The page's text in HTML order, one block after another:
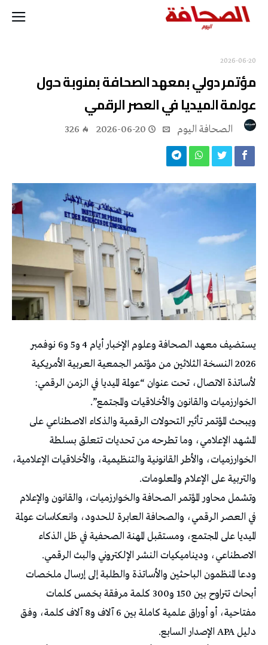
2026-06-20
مؤتمر دولي بمعهد الصحافة بمنوبة حول
عولمة الميديا في العصر الرقمي
2026-06-20
326
يستضيف معهد الصحافة وعلوم الإخبار أيام 4 و5 و6 نوفمبر
2026 النسخة الثلاثين من مؤتمر الجمعية العربية الأمريكية
لأساتذة الاتصال، تحت عنوان “عولمة الميديا في الزمن الرقمي:
الخوارزميات والقانون والأخلاقيات والمجتمع”.
ويبحث المؤتمر تأثير التحولات الرقمية والذكاء الاصطناعي على
المشهد الإعلامي، وما تطرحه من تحديات تتعلق بسلطة
الخوارزميات، والأطر القانونية والتنظيمية، والأخلاقيات الإعلامية،
والتربية على الإعلام والمعلومات.
وتشمل محاور المؤتمر الصحافة والخوارزميات، والقانون والإعلام
في العصر الرقمي، والصحافة العابرة للحدود، وانعكاسات عولمة
الميديا على المجتمع، ومستقبل المهنة الصحفية في ظل الذكاء
الاصطناعي، وديناميكيات النشر الإلكتروني والبث الرقمي.
ودعا المنظمون الباحثين والأساتذة والطلبة إلى إرسال ملخصات
أبحاث تتراوح بين 150 و300 كلمة مرفقة بخمس كلمات
مفتاحية، أو أوراق علمية كاملة بين 6 آلاف و8 آلاف كلمة، وفق
دليل APA الإصدار السابع.